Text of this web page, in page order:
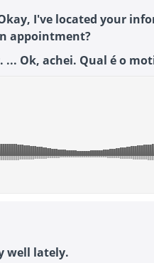
I've located your
appointment?
... Ok, achei. Qual é o
well lately.